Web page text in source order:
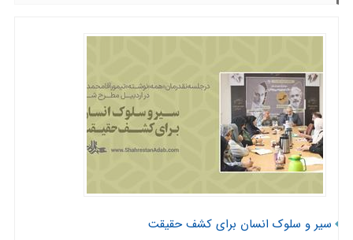
سیر و سلوک انسان برای کشف حقیقت